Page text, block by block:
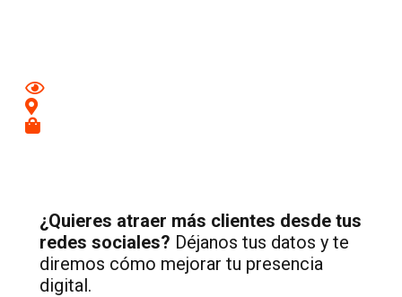
¿Quieres atraer más clientes desde tus
redes sociales? Déjanos tus datos y te
diremos cómo mejorar tu presencia
digital.